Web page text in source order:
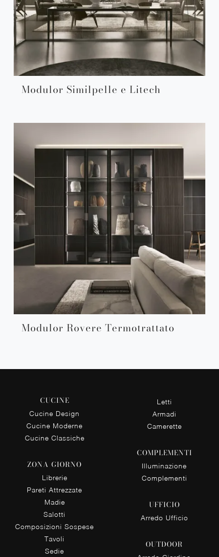
Modulor Similpelle e Litech
Modulor Rovere Termotrattato
CUCINE
Cucine Design
Cucine Moderne
Cucine Classiche
ZONA GIORNO
Librerie
Pareti Attrezzate
Madie
Salotti
Composizioni Sospese
Tavoli
Sedie
Letti
Armadi
Camerette
COMPLEMENTI
Illuminazione
Complementi
UFFICIO
Arredo Ufficio
OUTDOOR